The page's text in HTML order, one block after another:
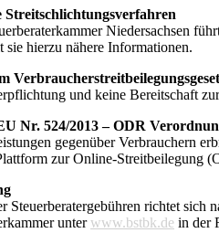
Niedersachsen
sie hierzu nähere Informationen.
und keine Bereitschaft
Nr. 524/2013 – ODR
gegenüber Verbrauchern
zur Online-Streitbeilegung
Steuerberatergebühren richtet sich
unter www.bstbk.de in der